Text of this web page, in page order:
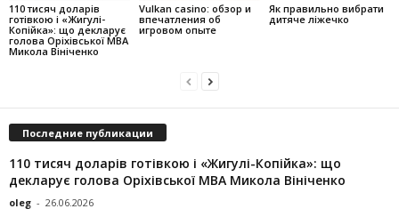
110 тисяч доларів
готівкою і «Жигулі-
Копійка»: що декларує
голова Оріхівської МВА
Микола Вініченко
Vulkan casino: обзор и
впечатления об
игровом опыте
Як правильно вибрати
дитяче ліжечко
Последние публикации
110 тисяч доларів готівкою і «Жигулі-Копійка»: що
декларує голова Оріхівської МВА Микола Вініченко
oleg - 26.06.2026